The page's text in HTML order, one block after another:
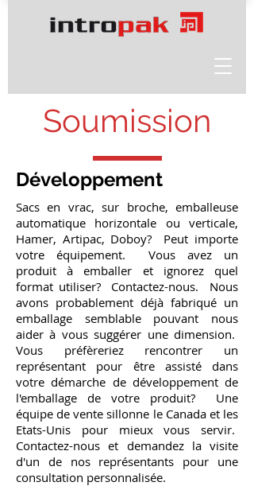
Soumission
Développement
Sacs en vrac, sur broche, emballeuse
automatique horizontale ou verticale,
Hamer, Artipac, Doboy? Peut importe
votre équipement. Vous avez un
produit à emballer et ignorez quel
format utiliser? Contactez-nous. Nous
avons probablement déjà fabriqué un
emballage semblable pouvant nous
aider à vous suggérer une dimension.
Vous préfèreriez rencontrer un
représentant pour être assisté dans
votre démarche de développement de
l'emballage de votre produit? Une
équipe de vente sillonne le Canada et les
Etats-Unis pour mieux vous servir.
Contactez-nous et demandez la visite
d'un de nos représentants pour une
consultation personnalisée.